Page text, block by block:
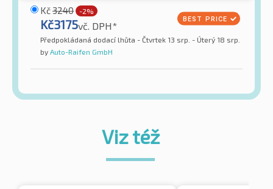
Kč3240 -2%
Kč3175vč. DPH*
Předpokládaná dodací lhůta - Čtvrtek 13 srp. - Úterý 18 srp.
by Auto-Raifen GmbH
Viz též